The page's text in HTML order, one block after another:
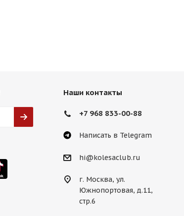
Наши контакты
+7 968 833-00-88
Написать в Telegram
hi@kolesaclub.ru
г. Москва, ул.
Южнопортовая, д.11,
стр.6